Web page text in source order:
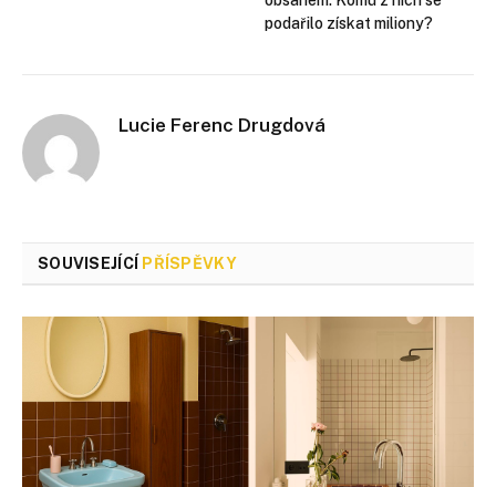
podařilo získat miliony?
Lucie Ferenc Drugdová
SOUVISEJÍCÍ PŘÍSPĚVKY